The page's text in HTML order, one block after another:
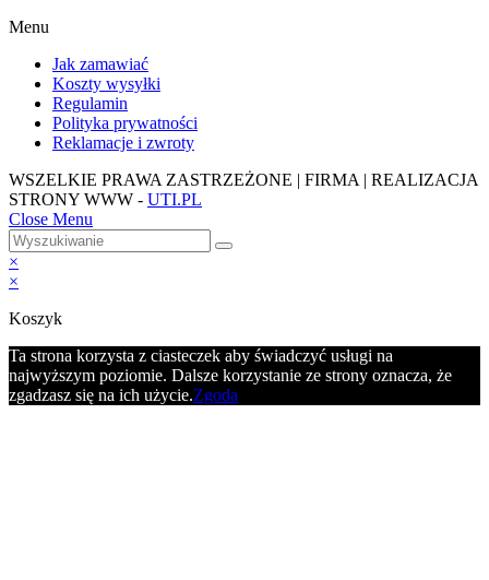
Menu
Jak zamawiać
Koszty wysyłki
Regulamin
Polityka prywatności
Reklamacje i zwroty
WSZELKIE PRAWA ZASTRZEŻONE | FIRMA | REALIZACJA
STRONY WWW - UTI.PL
Close Menu
×
×
Koszyk
Ta strona korzysta z ciasteczek aby świadczyć usługi na
najwyższym poziomie. Dalsze korzystanie ze strony oznacza, że
zgadzasz się na ich użycie.Zgoda